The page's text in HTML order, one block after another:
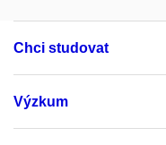
Chci studovat
Výzkum